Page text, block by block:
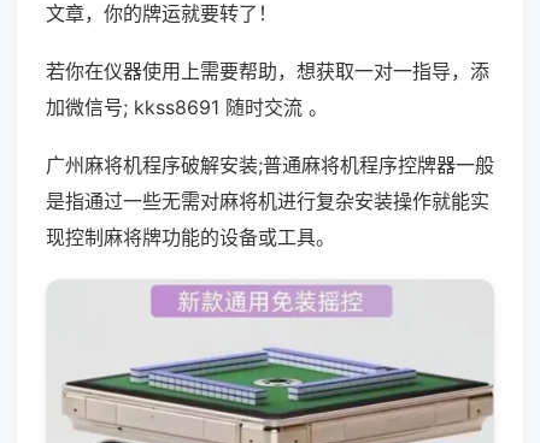
文章，你的牌运就要转了！
若你在仪器使用上需要帮助，想获取一对一指导，添
加微信号; kkss8691 随时交流 。
广州麻将机程序破解安装;普通麻将机程序控牌器一般
是指通过一些无需对麻将机进行复杂安装操作就能实
现控制麻将牌功能的设备或工具。